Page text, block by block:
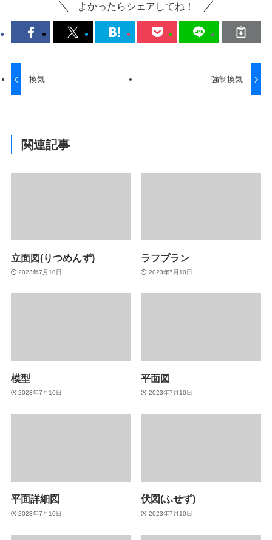
よかったらシェアしてね！
換気 強制換気
関連記事
立面図(りつめんず)
2023年7月10日
ラフプラン
2023年7月10日
模型
2023年7月10日
平面図
2023年7月10日
平面詳細図
2023年7月10日
伏図(ふせず)
2023年7月10日